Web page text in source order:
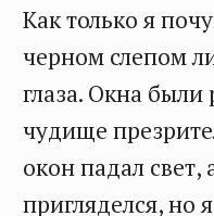
Как только я
черном слепом
глаза. Окна были
чудище
окон падал свет,
пригляделся, но